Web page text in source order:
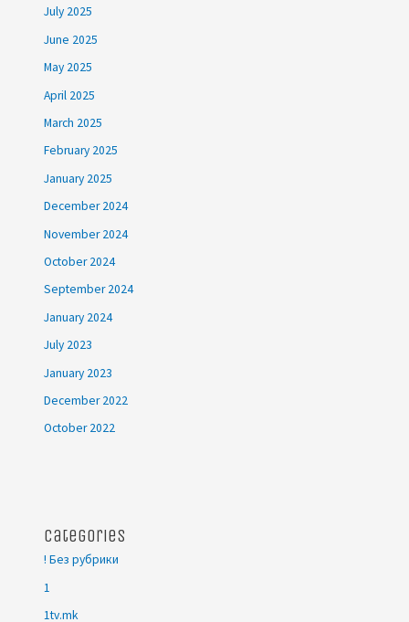
July 2025
June 2025
May 2025
April 2025
March 2025
February 2025
January 2025
December 2024
November 2024
October 2024
September 2024
January 2024
July 2023
January 2023
December 2022
October 2022
Categories
! Без рубрики
1
1tv.mk